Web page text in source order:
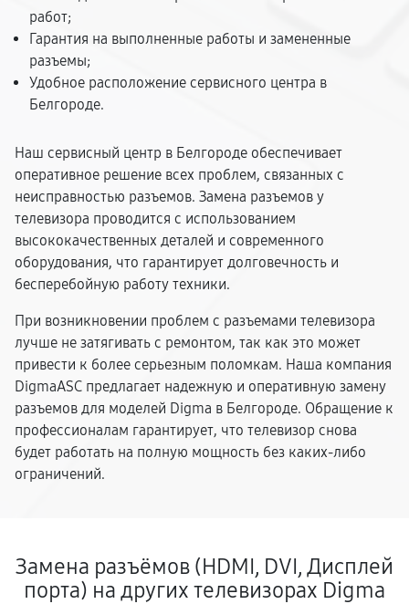
работ;
Гарантия на выполненные работы и замененные
разъемы;
Удобное расположение сервисного центра в
Белгороде.
Наш сервисный центр в Белгороде обеспечивает
оперативное решение всех проблем, связанных с
неисправностью разъемов. Замена разъемов у
телевизора проводится с использованием
высококачественных деталей и современного
оборудования, что гарантирует долговечность и
бесперебойную работу техники.
При возникновении проблем с разъемами телевизора
лучше не затягивать с ремонтом, так как это может
привести к более серьезным поломкам. Наша компания
DigmaASC предлагает надежную и оперативную замену
разъемов для моделей Digma в Белгороде. Обращение к
профессионалам гарантирует, что телевизор снова
будет работать на полную мощность без каких-либо
ограничений.
Замена разъёмов (HDMI, DVI, Дисплей
порта) на других телевизорах Digma